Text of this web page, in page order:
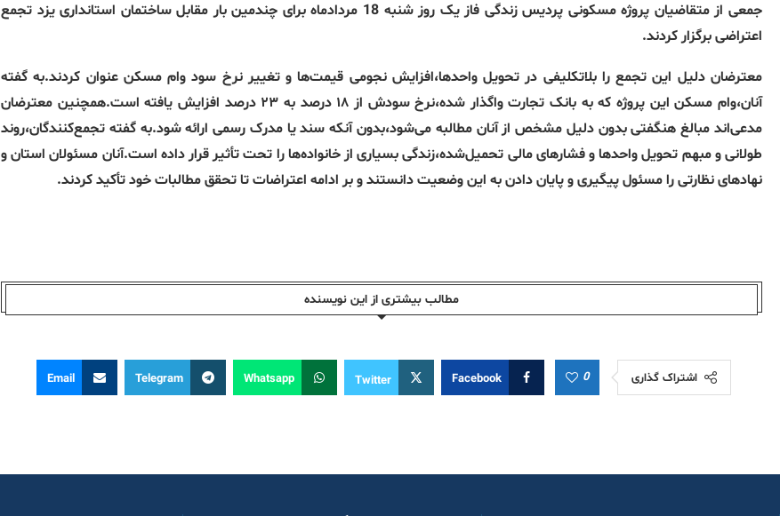
جمعی از متقاضیان پروژه مسکونی پردیس زندگی فاز یک روز شنبه 18 مردادماه برای چندمین بار مقابل ساختمان استانداری یزد تجمع
اعتراضی برگزار کردند.
معترضان دلیل این تجمع را بلاتکلیفی در تحویل واحدها،افزایش نجومی قیمت‌ها و تغییر نرخ سود وام مسکن عنوان کردند.به گفته
آنان،وام مسکن این پروژه که به بانک تجارت واگذار شده،نرخ سودش از ۱۸ درصد به ۲۳ درصد افزایش یافته است.همچنین معترضان
مدعی‌اند مبالغ هنگفتی بدون دلیل مشخص از آنان مطالبه می‌شود،بدون آنکه سند یا مدرک رسمی ارائه شود.به گفته تجمع‌کنندگان،روند
طولانی و مبهم تحویل واحدها و فشارهای مالی تحمیل‌شده،زندگی بسیاری از خانواده‌ها را تحت تأثیر قرار داده است.آنان مسئولان استان و
نهادهای نظارتی را مسئول پیگیری و پایان دادن به این وضعیت دانستند و بر ادامه اعتراضات تا تحقق مطالبات خود تأکید کردند.
مطالب بیشتری از این نویسندە
اشتراک گذاری 0
Facebook
Twitter
Whatsapp
Telegram
Email